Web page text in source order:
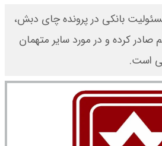
قیمت دلار توافقی امروز شنبه ۱۷ مرداد
شد
بانکی در پرونده چای دبش،
۱۰ متهم حکم صادر کرده و در مورد سایر متهمان
است.